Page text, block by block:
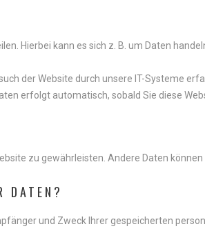
Hierbei kann es sich z. B. um Daten
der Website durch unsere IT-Systeme
erfolgt automatisch, sobald Sie diese
zu gewährleisten. Andere Daten
DATEN?
und Zweck Ihrer gespeicherten